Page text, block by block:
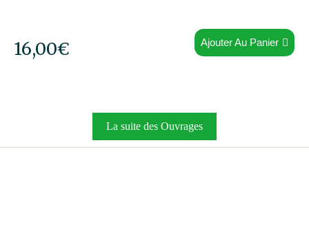
16,00€ Ajouter Au Panier
La suite des Ouvrages